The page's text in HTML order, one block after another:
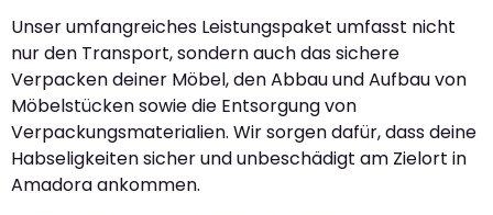
Unser umfangreiches Leistungspaket umfasst nicht
nur den Transport, sondern auch das sichere
Verpacken deiner Möbel, den Abbau und Aufbau von
Möbelstücken sowie die Entsorgung von
Verpackungsmaterialien. Wir sorgen dafür, dass deine
Habseligkeiten sicher und unbeschädigt am Zielort in
Amadora ankommen.